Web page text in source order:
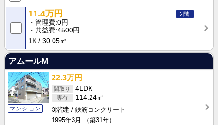
2階
11.4万円
管理費 0円
共益費 4500円
1K
30.05㎡
アムールM
マンション
22.3万円
4LDK
114.24㎡
3階建
鉄筋コンクリート
1995年3月
（築31年）